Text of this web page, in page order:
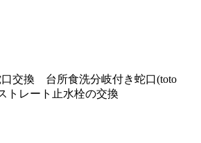
交換 台所食洗分岐付き蛇口(toto
トレート止水栓の交換